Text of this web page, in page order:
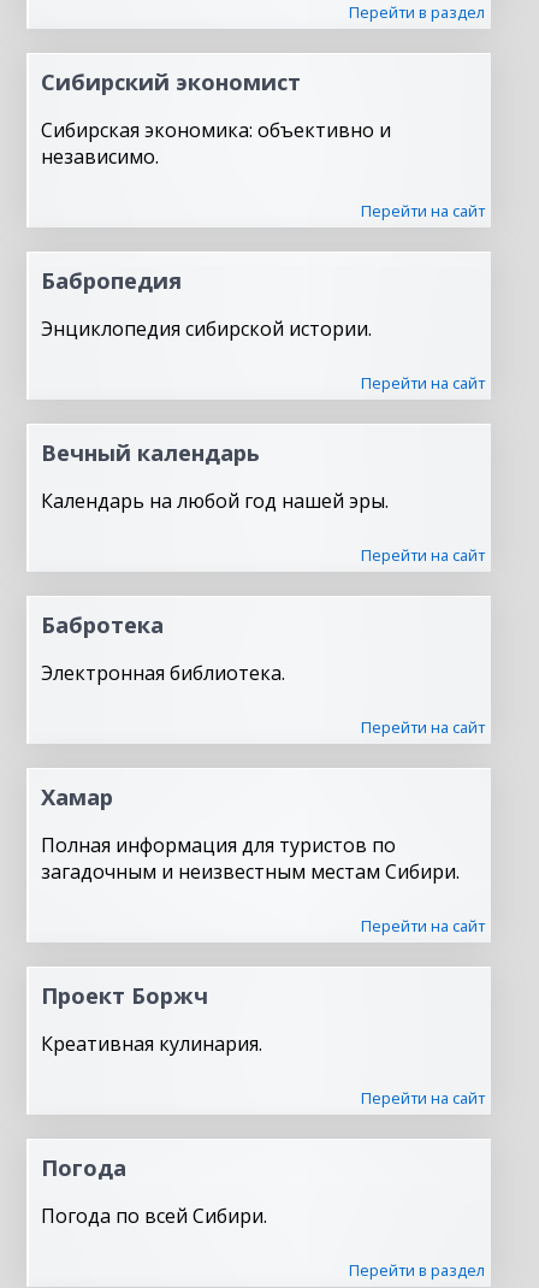
Перейти в раздел
Сибирский экономист
Сибирская экономика: объективно и
независимо.
Перейти на сайт
Бабропедия
Энциклопедия сибирской истории.
Перейти на сайт
Вечный календарь
Календарь на любой год нашей эры.
Перейти на сайт
Бабротека
Электронная библиотека.
Перейти на сайт
Хамар
Полная информация для туристов по
загадочным и неизвестным местам Сибири.
Перейти на сайт
Проект Боржч
Креативная кулинария.
Перейти на сайт
Погода
Погода по всей Сибири.
Перейти в раздел